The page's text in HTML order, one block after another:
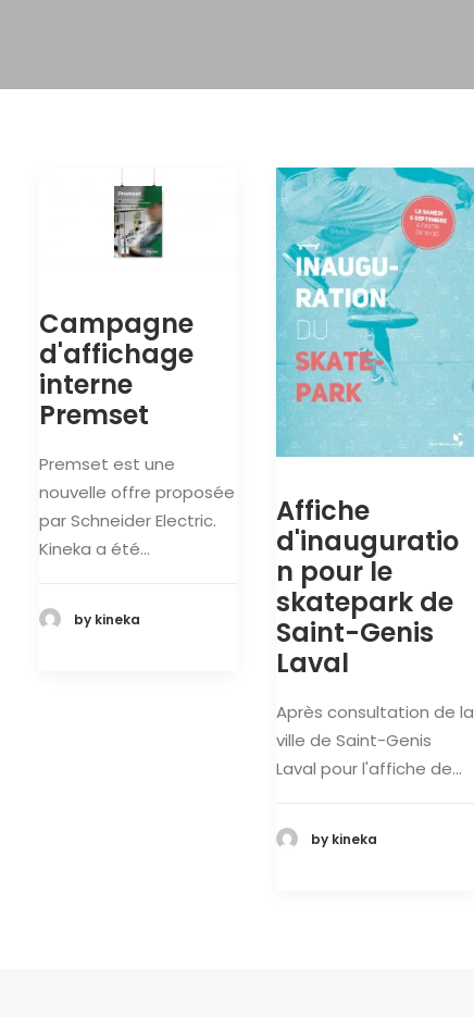
Campagne
d'affichage
interne
Premset
Premset est une
nouvelle offre proposée
par Schneider Electric.
Kineka a été…
by kineka
Affiche
d'inauguratio
n pour le
skatepark de
Saint-Genis
Laval
Après consultation de la
ville de Saint-Genis
Laval pour l'affiche de…
by kineka